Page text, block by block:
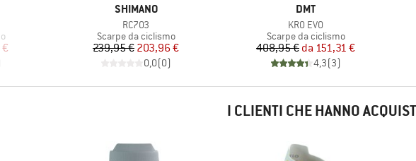
MARCHIO
SHIMANO
Articolo
RC703
Gruppo di prodotti
Scarpe da ciclismo
Prezzo
239,95 € Prezzo ridotto
203,96 €
0,0(0)
MARCHIO
DMT
Articolo
KR0 EVO
Gruppo di prodotti
Scarpe da ciclismo
Prezzo
408,95 € Prezzo ridotto
da 151,31 €
4,3(3)
I CLIENTI CHE HANNO